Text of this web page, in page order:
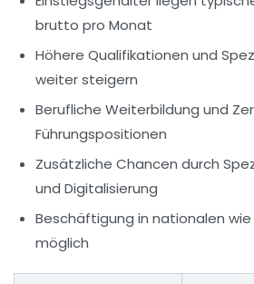
brutto pro Monat
Höhere Qualifikationen und
weiter steigern
Berufliche Weiterbildung und
Führungspositionen
Zusätzliche Chancen durch
und Digitalisierung
Beschäftigung in nationalen
möglich